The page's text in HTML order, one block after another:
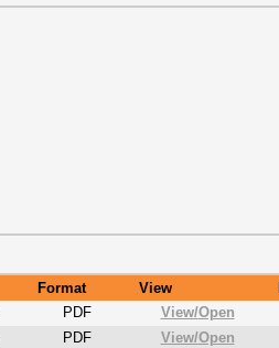
Format View
PDF View/Open
PDF View/Open